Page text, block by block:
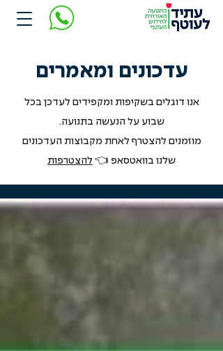
עדכונים ומאמרים
אנו דוגלים בשקיפות ומקפידים לעדכן בכל
שבוע על הנעשה בתנועה.
מוזמנים להצטרף לאחת מקבוצות העדכונים
שלנו בוואטסאפ 👈 להצטרפות